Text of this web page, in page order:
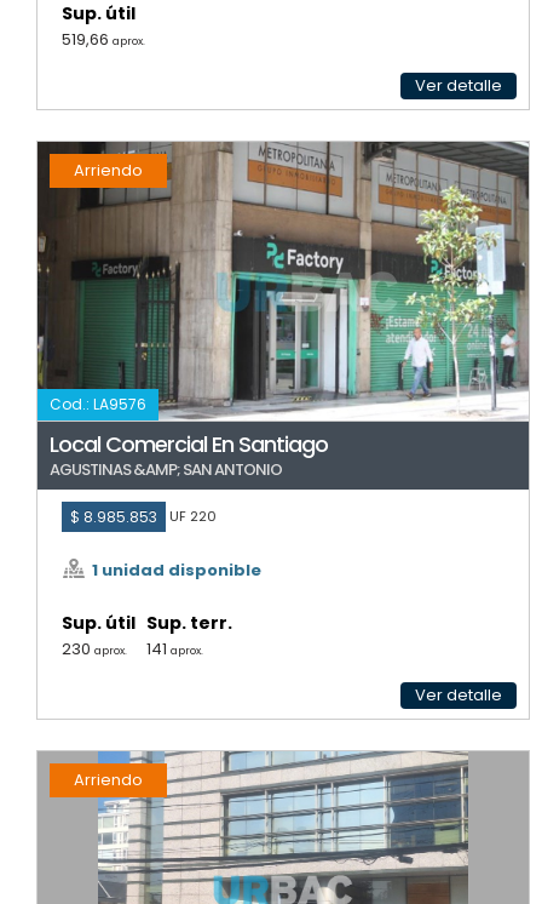
Sup. útil
519,66 aprox.
Ver detalle
Arriendo
Cod.: LA9576
Local Comercial En Santiago
AGUSTINAS &AMP; SAN ANTONIO
$ 8.985.853 UF 220
1 unidad disponible
Sup. útil
230 aprox.
Sup. terr.
141aprox.
Ver detalle
Arriendo